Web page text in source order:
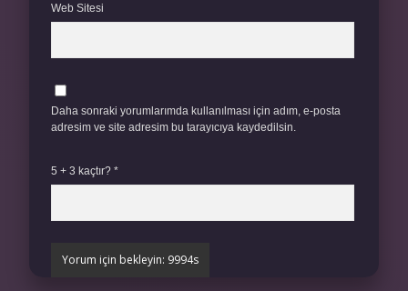
Web Sitesi
Daha sonraki yorumlarımda kullanılması için adım, e-posta
adresim ve site adresim bu tarayıcıya kaydedilsin.
5 + 3 kaçtır? *